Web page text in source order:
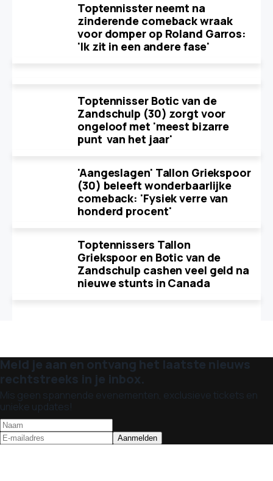
Toptennisster neemt na
zinderende comeback wraak
voor domper op Roland Garros:
'Ik zit in een andere fase'
Toptennisser Botic van de
Zandschulp (30) zorgt voor
ongeloof met 'meest bizarre
punt van het jaar'
'Aangeslagen' Tallon Griekspoor
(30) beleeft wonderbaarlijke
comeback: 'Fysiek verre van
honderd procent'
Toptennissers Tallon
Griekspoor en Botic van de
Zandschulp cashen veel geld na
nieuwe stunts in Canada
Meld je aan en ontvang het laatste nieuws
rechtstreeks in je inbox.
Mis geen spannende evenementen, exclusieve tickets en
unieke updates!